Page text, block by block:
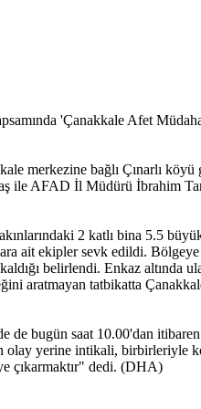
'Çanakkale Afet
merkezine bağlı Çınarlı
ile AFAD İl Müdürü İbrahim
2 katlı bina 5.5
ait ekipler sevk edildi. Bölgeye
belirlendi. Enkaz altında
aratmayan tatbikatta
bugün saat 10.00'dan itibaren
olay yerine intikali, birbirleriyle
çıkarmaktır" dedi. (DHA)